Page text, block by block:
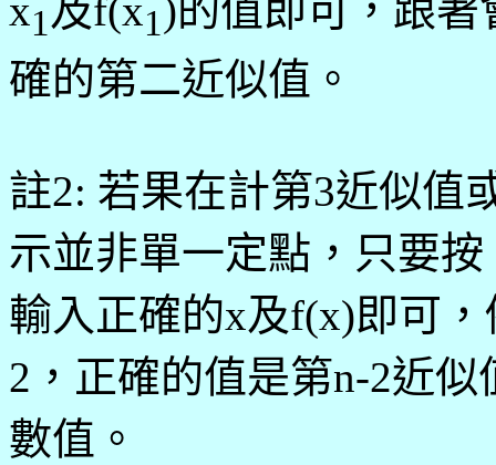
x1及f(x1)的值即可，跟著
確的第二近似值。
註2: 若果在計第3近似值
示並非單一定點，只要
輸入正確的x及f(x)即可
2，正確的值是第n-2近似
數值。